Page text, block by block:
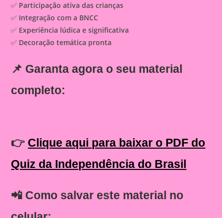
✅ Participação ativa das crianças
✅ Integração com a BNCC
✅ Experiência lúdica e significativa
✅ Decoração temática pronta
📌 Garanta agora o seu material
completo:
👉 Clique aqui para baixar o PDF do
Quiz da Independência do Brasil
📲 Como salvar este material no